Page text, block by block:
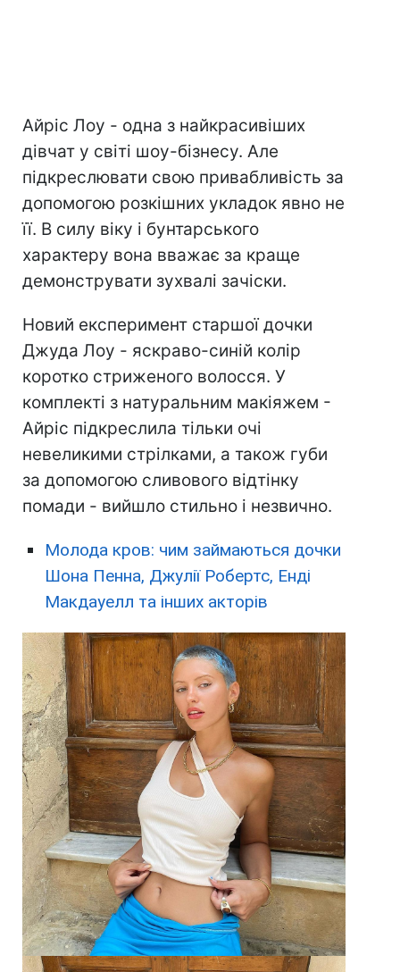
Айріс Лоу - одна з найкрасивіших
дівчат у світі шоу-бізнесу. Але
підкреслювати свою привабливість за
допомогою розкішних укладок явно не
її. В силу віку і бунтарського
характеру вона вважає за краще
демонструвати зухвалі зачіски.
Новий експеримент старшої дочки
Джуда Лоу - яскраво-синій колір
коротко стриженого волосся. У
комплекті з натуральним макіяжем -
Айріс підкреслила тільки очі
невеликими стрілками, а також губи
за допомогою сливового відтінку
помади - вийшло стильно і незвично.
Молода кров: чим займаються дочки
Шона Пенна, Джулії Робертс, Енді
Макдауелл та інших акторів